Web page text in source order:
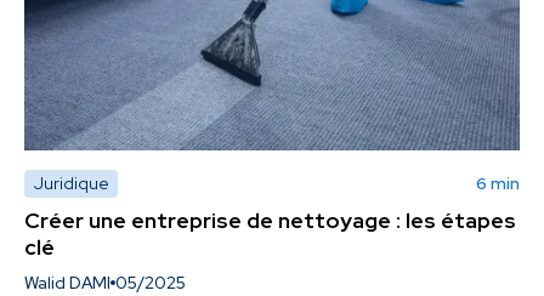
Juridique 6 min
Créer une entreprise de nettoyage : les étapes
clé
Walid DAMI 05/2025